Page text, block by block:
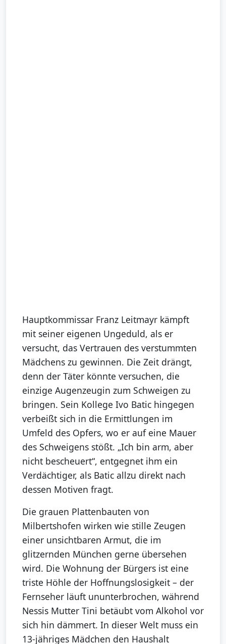
Hauptkommissar Franz Leitmayr kämpft
mit seiner eigenen Ungeduld, als er
versucht, das Vertrauen des verstummten
Mädchens zu gewinnen. Die Zeit drängt,
denn der Täter könnte versuchen, die
einzige Augenzeugin zum Schweigen zu
bringen. Sein Kollege Ivo Batic hingegen
verbeißt sich in die Ermittlungen im
Umfeld des Opfers, wo er auf eine Mauer
des Schweigens stößt. „Ich bin arm, aber
nicht bescheuert“, entgegnet ihm ein
Verdächtiger, als Batic allzu direkt nach
dessen Motiven fragt.
Die grauen Plattenbauten von
Milbertshofen wirken wie stille Zeugen
einer unsichtbaren Armut, die im
glitzernden München gerne übersehen
wird. Die Wohnung der Bürgers ist eine
triste Höhle der Hoffnungslosigkeit – der
Fernseher läuft ununterbrochen, während
Nessis Mutter Tini betäubt vom Alkohol vor
sich hin dämmert. In dieser Welt muss ein
13-jähriges Mädchen den Haushalt